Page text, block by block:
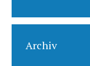
Archiv